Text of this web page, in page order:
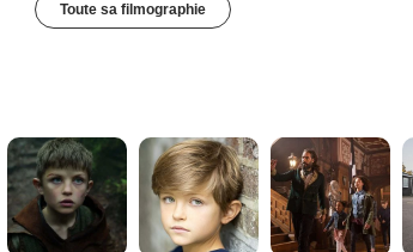
Toute sa filmographie